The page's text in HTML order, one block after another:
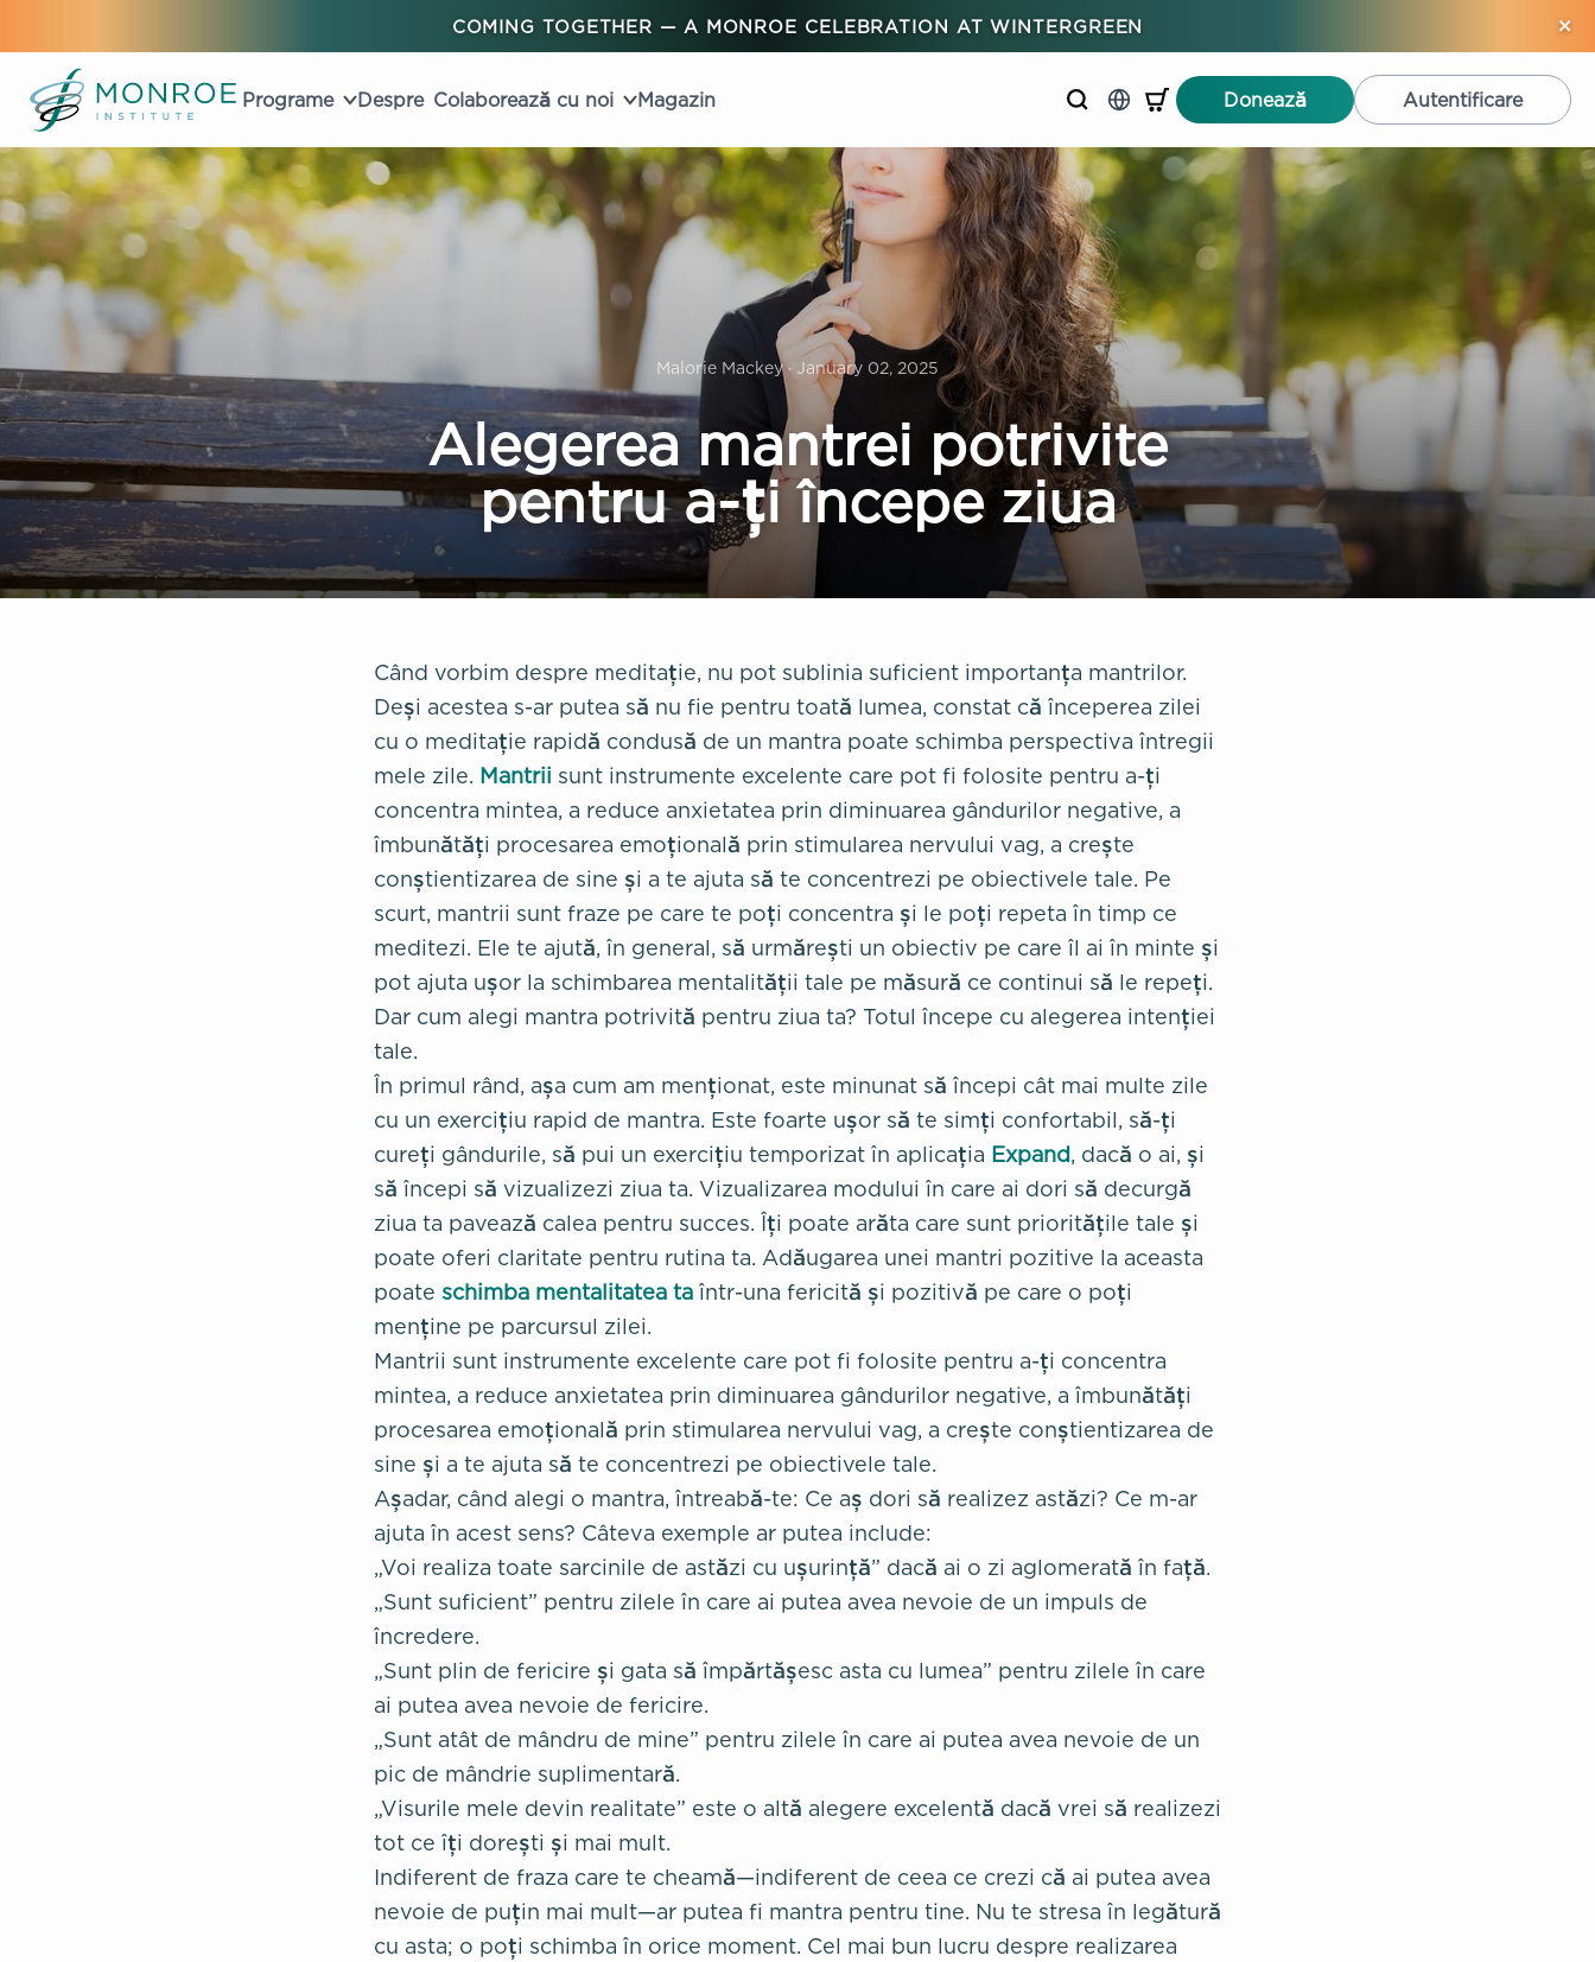
COMING TOGETHER — A MONROE CELEBRATION AT WINTERGREEN ×
Programe Despre Colaborează cu noi Magazin Donează Autentificare
Malorie Mackey · January 02, 2025
Alegerea mantrei potrivite
pentru a-ți începe ziua
Când vorbim despre meditație, nu pot sublinia suficient importanța mantrilor.
Deși acestea s-ar putea să nu fie pentru toată lumea, constat că începerea zilei
cu o meditație rapidă condusă de un mantra poate schimba perspectiva întregii
mele zile. Mantrii sunt instrumente excelente care pot fi folosite pentru a-ți
concentra mintea, a reduce anxietatea prin diminuarea gândurilor negative, a
îmbunătăți procesarea emoțională prin stimularea nervului vag, a crește
conștientizarea de sine și a te ajuta să te concentrezi pe obiectivele tale. Pe
scurt, mantrii sunt fraze pe care te poți concentra și le poți repeta în timp ce
meditezi. Ele te ajută, în general, să urmărești un obiectiv pe care îl ai în minte și
pot ajuta ușor la schimbarea mentalității tale pe măsură ce continui să le repeți.
Dar cum alegi mantra potrivită pentru ziua ta? Totul începe cu alegerea intenției
tale.
În primul rând, așa cum am menționat, este minunat să începi cât mai multe zile
cu un exercițiu rapid de mantra. Este foarte ușor să te simți confortabil, să-ți
cureți gândurile, să pui un exercițiu temporizat în aplicația Expand, dacă o ai, și
să începi să vizualizezi ziua ta. Vizualizarea modului în care ai dori să decurgă
ziua ta pavează calea pentru succes. Îți poate arăta care sunt prioritățile tale și
poate oferi claritate pentru rutina ta. Adăugarea unei mantri pozitive la aceasta
poate schimba mentalitatea taîntr-una fericită și pozitivă pe care o poți
menține pe parcursul zilei.
Mantrii sunt instrumente excelente care pot fi folosite pentru a-ți concentra
mintea, a reduce anxietatea prin diminuarea gândurilor negative, a îmbunătăți
procesarea emoțională prin stimularea nervului vag, a crește conștientizarea de
sine și a te ajuta să te concentrezi pe obiectivele tale.
Așadar, când alegi o mantra, întreabă-te: Ce aș dori să realizez astăzi? Ce m-ar
ajuta în acest sens? Câteva exemple ar putea include:
„Voi realiza toate sarcinile de astăzi cu ușurință” dacă ai o zi aglomerată în față.
„Sunt suficient” pentru zilele în care ai putea avea nevoie de un impuls de
încredere.
„Sunt plin de fericire și gata să împărtășesc asta cu lumea” pentru zilele în care
ai putea avea nevoie de fericire.
„Sunt atât de mândru de mine” pentru zilele în care ai putea avea nevoie de un
pic de mândrie suplimentară.
„Visurile mele devin realitate” este o altă alegere excelentă dacă vrei să realizezi
tot ce îți dorești și mai mult.
Indiferent de fraza care te cheamă—indiferent de ceea ce crezi că ai putea avea
nevoie de puțin mai mult—ar putea fi mantra pentru tine. Nu te stresa în legătură
cu asta; o poți schimba în orice moment. Cel mai bun lucru despre realizarea